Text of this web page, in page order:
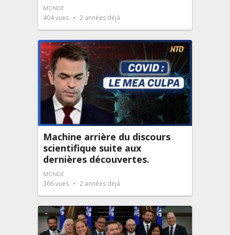
MONDE
404vues 2 années déjà
Machine arrière du discours
scientifique suite aux
dernières découvertes.
MONDE
366vues 2 années déjà